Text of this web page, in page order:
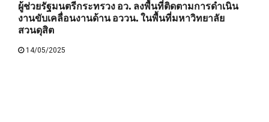
ผู้ช่วยรัฐมนตรีกระทรวง อว. ลงพื้นที่ติดตามการดำเนิน
งานขับเคลื่อนงานด้าน อววน. ในพื้นที่มหาวิทยาลัย
สวนดุสิต
14/05/2025